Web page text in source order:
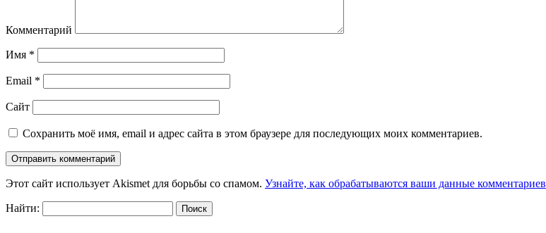
Комментарий
Имя *
Email *
Сайт
Сохранить моё имя, email и адрес сайта в этом браузере для последующих моих комментариев.
Этот сайт использует Akismet для борьбы со спамом. Узнайте, как обрабатываются ваши данные комментариев
Найти: